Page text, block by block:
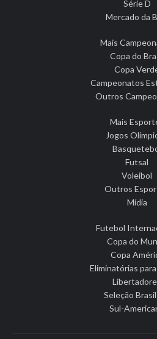
Série D
Mercado da
Mais
Copa do
Copa
Campeonatos
Outros
Mais
Jogos
Futsal
Voleibol
Outros
Mídia
Futebol
Copa do
Copa
Eliminatórias
Seleção
Sul-